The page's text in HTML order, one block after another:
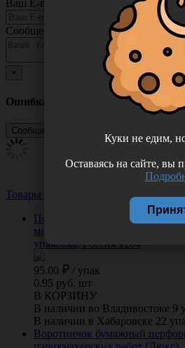
Ваш E-mail
Сообщение
×
Ошибка
Товары из этой категории
Подворотничок "Onion" 8*40
материала спанлейс,
упаковка, Россия 1284
95.00 / упак
0.95 руб. шт
В КОРЗИНУ
В наличии во Владивостоке 9
В наличии в Хабаровске 22
Воротничок бумажный
Куки не едим,
Оставаясь на сайте, вы